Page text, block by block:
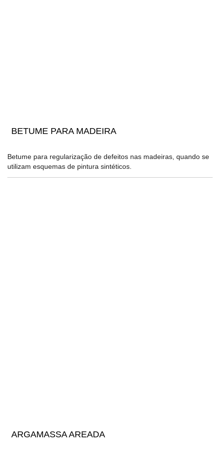
BETUME PARA MADEIRA
Betume para regularização de defeitos nas madeiras, quando se
utilizam esquemas de pintura sintéticos.
ARGAMASSA AREADA